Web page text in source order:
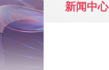
新闻中心